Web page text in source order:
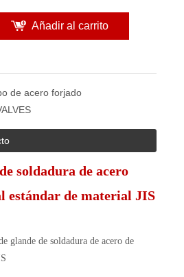
Añadir al carrito
de acero forjado
soldadura de acero
estándar de material JIS
glande de soldadura de acero de